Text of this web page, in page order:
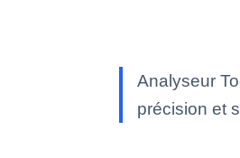
Analyseur
précision et